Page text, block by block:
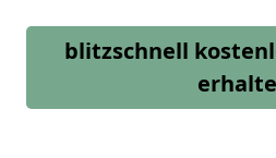
blitzschnell